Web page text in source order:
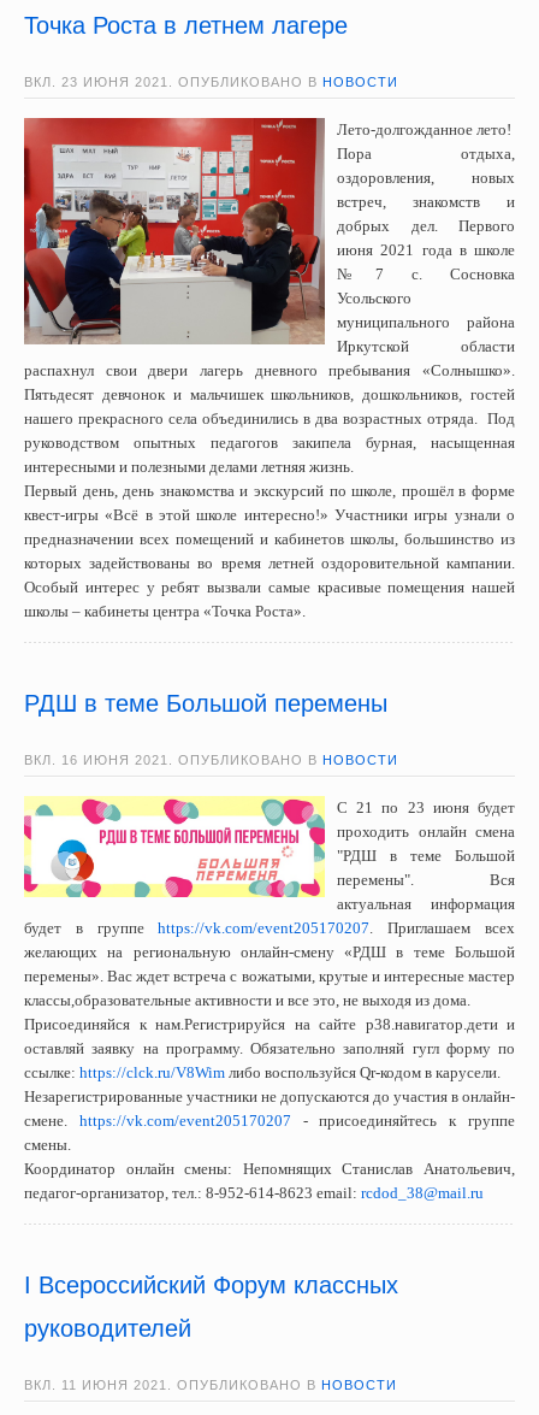
Точка Роста в летнем лагере
ВКЛ. 23 ИЮНЯ 2021 . ОПУБЛИКОВАНО В НОВОСТИ
Лето-долгожданное лето!
Пора отдыха,
оздоровления, новых
встреч, знакомств и
добрых дел. Первого
июня 2021 года в школе
№7 с. Сосновка
Усольского
муниципального района
Иркутской области
распахнул свои двери лагерь дневного пребывания «Солнышко».
Пятьдесят девчонок и мальчишек школьников, дошкольников, гостей
нашего прекрасного села объединились в два возрастных отряда. Под
руководством опытных педагогов закипела бурная, насыщенная
интересными и полезными делами летняя жизнь.
Первый день, день знакомства и экскурсий по школе, прошёл в форме
квест-игры «Всё в этой школе интересно!» Участники игры узнали о
предназначении всех помещений и кабинетов школы, большинство из
которых задействованы во время летней оздоровительной кампании.
Особый интерес у ребят вызвали самые красивые помещения нашей
школы – кабинеты центра «Точка Роста».
РДШ в теме Большой перемены
ВКЛ. 16 ИЮНЯ 2021 . ОПУБЛИКОВАНО В НОВОСТИ
С 21 по 23 июня будет
проходить онлайн смена
"РДШ в теме Большой
перемены". Вся
актуальная информация
будет в группеhttps://vk.com/event205170207. Приглашаем всех
желающих на региональную онлайн-смену «РДШ в теме Большой
перемены». Вас ждет встреча с вожатыми, крутые и интересные мастер
классы,образовательные активности и все это, не выходя из дома.
Присоединяйся к нам.Регистрируйся на сайте р38.навигатор.дети и
оставляй заявку на программу. Обязательно заполняй гугл форму по
ссылке: https://clck.ru/V8Wim либо воспользуйся Qr-кодом в карусели.
Незарегистрированные участники не допускаются до участия в онлайн-
смене. https://vk.com/event205170207 - присоединяйтесь к группе
смены.
Координатор онлайн смены: Непомнящих Станислав Анатольевич,
педагог-организатор, тел.: 8-952-614-8623 email: rcdod_38@mail.ru
I Всероссийский Форум классных
руководителей
ВКЛ. 11 ИЮНЯ 2021 . ОПУБЛИКОВАНО В НОВОСТИ